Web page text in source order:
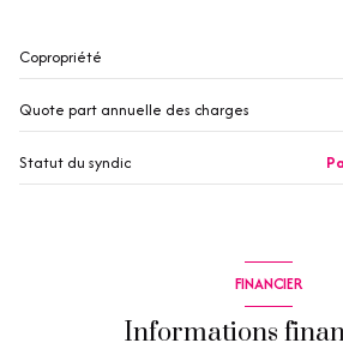
Copropriété
Quote part annuelle des charges
Statut du syndic
FINANCIER
Informations